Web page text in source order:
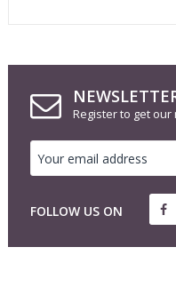
Register to get
FOLLOW US ON